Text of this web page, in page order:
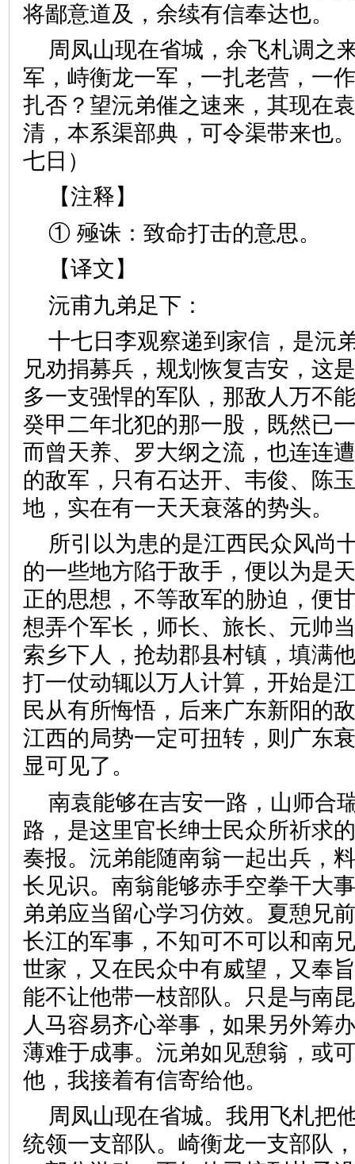
将鄙意道及，余续有信奉达也。
周凤山现在省城，余飞札调之
军，峙衡龙一军，一扎老营，一
扎否？望沅弟催之速来，其现在
清，本系渠部典，可令渠带来也
七日）
【注释】
① 殛诛：致命打击的意思。
【译文】
沅甫九弟足下：
十七日李观察递到家信，是沅
兄劝捐募兵，规划恢复吉安，这
多一支强悍的军队，那敌人万不
癸甲二年北犯的那一股，既然已
而曾天养、罗大纲之流，也连连
的敌军，只有石达开、韦俊、陈
地，实在有一天天衰落的势头。
所引以为患的是江西民众风尚
的一些地方陷于敌手，便以为是
正的思想，不等敌军的胁迫，便
想弄个军长，师长、旅长、元帅
索乡下人，抢劫郡县村镇，填满
打一仗动辄以万人计算，开始是
民从有所悔悟，后来广东新阳的
江西的局势一定可扭转，则广东
显可见了。
南袁能够在吉安一路，山师合
路，是这里官长绅士民众所祈求
奏报。沅弟能随南翁一起出兵，
长见识。南翁能够赤手空拳干大
弟弟应当留心学习仿效。夏憩兄
长江的军事，不知可不可以和南
世家，又在民众中有威望，又奉
能不让他带一枝部队。只是与南
人马容易齐心举事，如果另外筹
薄难于成事。沅弟如见憩翁，或
他，我接着有信寄给他。
周凤山现在省城。我用飞札把
统领一支部队。崎衡龙一支部队